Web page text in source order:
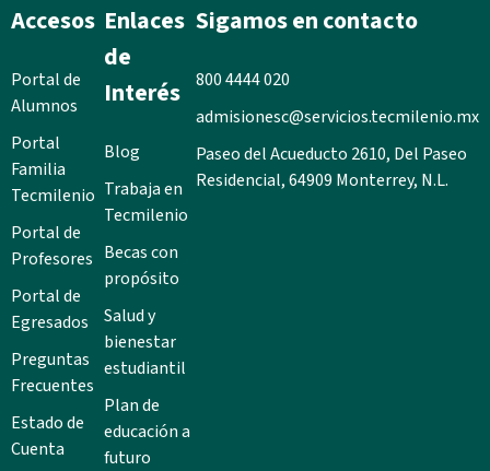
Accesos
Portal de
Alumnos
Portal
Familia
Tecmilenio
Portal de
Profesores
Portal de
Egresados
Preguntas
Frecuentes
Estado de
Cuenta
Enlaces
de
Interés
Blog
Trabaja en
Tecmilenio
Becas con
propósito
Salud y
bienestar
estudiantil
Plan de
educación a
futuro
Sigamos en contacto
800 4444 020
admisionesc@servicios.tecmilenio.mx
Paseo del Acueducto 2610, Del Paseo
Residencial, 64909 Monterrey, N.L.